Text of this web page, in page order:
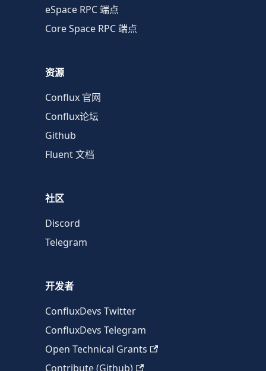
eSpace RPC 端点
Core Space RPC 端点
资源
Conflux 官网
Conflux论坛
Github
Fluent 文档
社区
Discord
Telegram
开发者
ConfluxDevs Twitter
ConfluxDevs Telegram
Open Technical Grants
Contribute (Github)